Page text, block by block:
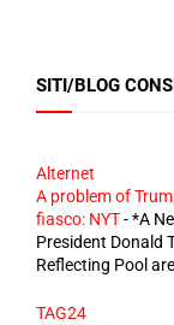
SITI/BLOG
Alternet
A problem of
fiasco: NYT-*A
President Donald
Reflecting Pool
TAG24